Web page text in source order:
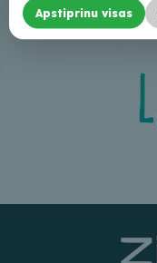
Apstiprinu visas